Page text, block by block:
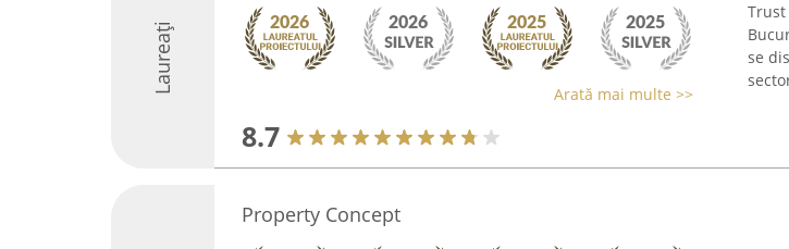
Laureați Arată mai multe >>
8.7
se
Property Concept